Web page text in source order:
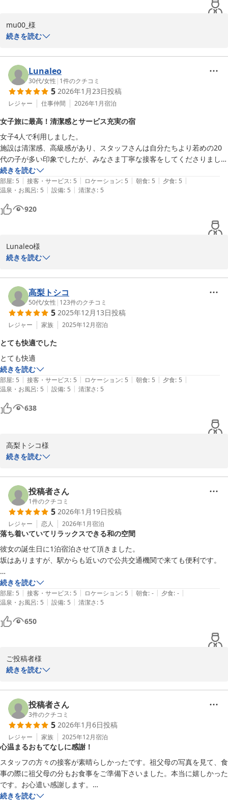
か？時間帯なのか？完全貸切状態で楽しませてもらいました♪ どのお風
部屋風呂をメインにするならお部屋は[庭側]にするといいと思います〜
大文字焼き跡がよく見えましたよ♪
方にはオススメです！そのほか記念日や誕生日に泊まる際にもこちらの
コースは特別感があってオススメしたいです♪
朝は食事処で和食をいただきましたが、、量がとても多い、、、女性や
少食の方は全て食べ切るのはキツイかもしれないです。個人の感想とし
て、味は普通……まあまあ微妙……て感じでした（汗）これだったら量
を減らして質をあげてもらいたいなと思っちゃいました。夜も宿で食べ
るコースにしなくて良かったかも……なんて（汗）
食事のレベルがもっと上がれば文句なし100点満点です。とはいえ不味
いわけではないし、これは味覚の問題なので評価を下げる要素にはなら
ないかなって思います！
年配の方・足が悪い方だと、ケーブルカー「公園下」で下車して宿へ向
かうのを強く勧めます。公園下から向かうほうが徒歩距離も短いです
し、強羅駅からはかなり急坂を歩かないといけないので！
すぐ目の前に強羅公園があるのでチェックインより早く着いても時間は
以上、また泊まりたいなと思えるお宿でした♪
mu00_様
この度は雪月花別邸翠雲にご宿泊いただき誠にありがとうございま
落ち着いたご滞在となったこと、そしてスタッフのおもてなしやお
風呂もお楽しみいただけたようで大変嬉しく存じます。
お食事の量と質に関しまして、いただいたご意見をもとに改善を検
討させて頂きます。
今後も快適にお過ごしいただけるよう一同努めてまいります。
雪月花別邸翠雲　田中
雪月花別邸 翠雲（共立リゾート）
2026-02-01
続きを読む
Lunaleo
30代/女性 | 1件のクチコミ
5 2026年1月23日投稿
レジャー 仕事仲間 2026年1月宿泊
女子旅に最高！清潔感とサービス充実の宿
女子4人で利用しました。
施設は清潔感、高級感があり、スタッフさんは自分たちより若めの20
代の子が多い印象でしたが、みなさま丁寧な接客をしてくださりました
✨
お部屋には洗面台が2つあり、女子4人でも混雑することなく使えまし
た。
客室露天も女子4人で十分入れる広さです。
お料理も朝夕ともとても美味しく、食べ切れるか不安でしたが、丁度い
い量で完食でした🩷
貸切露天風呂は3つある内の1つしか入れなかったのでまたリベンジし
たいです✨
お風呂を出てからのアイスのサービスや、ビールやお酒、夜鳴きそばな
続きを読む
部屋: 5 | 接客・サービス: 5 | ロケーション: 5 | 朝食: 5 | 夕食: 5 |
温泉・お風呂: 5 | 設備: 5 | 清潔さ: 5
920
Lunaleo様
この度は雪月花別邸翠雲にご宿泊いただき誠にありがとうございま
客室風呂やお食事、無料サービスにご満足いただけたようで大変嬉
しく存じます。
ぜひ次回は残りの2つの貸切風呂もご利用下さい。
今後ともより快適な滞在を提供できるよう努めてまいります。
またのご来館を心よりお待ち申し上げております。
2026-01-26
続きを読む
高梨トシコ
50代/女性 | 123件のクチコミ
5 2025年12月13日投稿
レジャー 家族 2025年12月宿泊
とても快適でした
続きを読む
部屋: 5 | 接客・サービス: 5 | ロケーション: 5 | 朝食: 5 | 夕食: 5 |
温泉・お風呂: 5 | 設備: 5 | 清潔さ: 5
638
高梨トシコ様
この度は雪月花別邸翠雲にご宿泊いただきまして誠にありがとうご
快適にお過ごしいただけたご様子を伺え大変嬉しく存じます。
今後も心地良い空間を提供できるよう努めてまいります。
またのご来館を心よりお待ち申し上げております。
雪月花別邸翠雲　田中
雪月花別邸 翠雲（共立リゾート）
2025-12-16
続きを読む
投稿者さん
1件のクチコミ
5 2026年1月19日投稿
レジャー 恋人 2026年1月宿泊
落ち着いていてリラックスできる和の空間
彼女の誕生日に1泊宿泊させて頂きました。
坂はありますが、駅からも近いので公共交通機関で来ても便利です。
和の雰囲気で落ち着いており、リラックスしたい時にはピッタリだと思
いました！スタッフの皆さんも丁寧で穏やかに過ごすことができまし
た！
土日に宿泊しましたが、お風呂も混雑なく、ゆっくり堪能することがで
きました！
風呂上がりのドリンクなどのサービスも充実していて非常に満足するこ
とができました！
続きを読む
部屋: 5 | 接客・サービス: 5 | ロケーション: 5 | 朝食: - | 夕食: - |
温泉・お風呂: 5 | 設備: 5 | 清潔さ: 5
650
ご投稿者様
この度は大切なお誕生日のお祝いに雪月花別邸翠雲にご宿泊いただ
ご滞在中お寛ぎいただけたご様子を伺え大変嬉しく存じます。
現状で慢心することなくより一層ご満足いただけるよう努めて参り
ます。
またのご来館を心よりお待ち申し上げております。
雪月花別邸翠雲　田中
雪月花別邸 翠雲（共立リゾート）
2026-01-20
続きを読む
投稿者さん
3件のクチコミ
5 2026年1月6日投稿
レジャー 家族 2025年12月宿泊
心温まるおもてなしに感謝！
スタッフの方々の接客が素晴らしかったです。祖父母の写真を見て、食
事の際に祖父母の分もお食事をご準備下さいました。本当に嬉しかった
です。お心遣い感謝します。
お風呂もほとんど貸し切り状態で満喫しました。夕食朝食共に美味しく
続きを読む